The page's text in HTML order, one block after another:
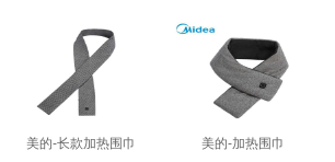
美的-长款加热围巾 美的-加热围巾